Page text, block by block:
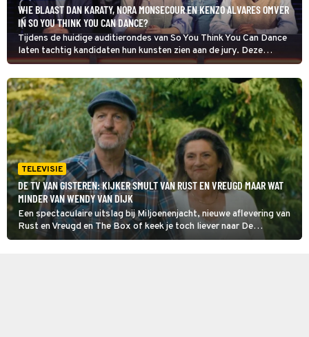
WIE BLAAST DAN KARATY, NORA MONSECOUR EN KENZO ALVARES OMVER
IN SO YOU THINK YOU CAN DANCE?
Tijdens de huidige auditierondes van So You Think You Can Dance
laten tachtig kandidaten hun kunsten zien aan de jury. Deze
bestaat uit Dan Karaty, Nora Monsecour en Kenzo Alvares.
Veertig dansers gaan direct naar huis.
TELEVISIE
DE TV VAN GISTEREN: KIJKER SMULT VAN RUST EN VREUGD MAAR WAT
MINDER VAN WENDY VAN DIJK
Een spectaculaire uitslag bij Miljoenenjacht, nieuwe aflevering van
Rust en Vreugd en The Box of keek je toch liever naar De
Oranjezondag? Er was in ieder geval genoeg te kiezen. Wat viel er